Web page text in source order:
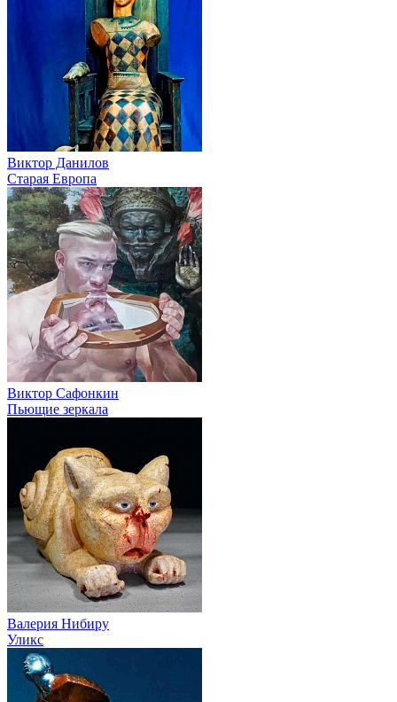
Виктор Данилов
Старая Европа
Виктор Сафонкин
Пьющие зеркала
Валерия Нибиру
Уликс